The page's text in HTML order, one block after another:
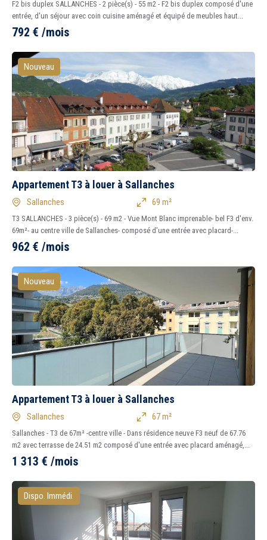
1 2 3 4 5 7
5 km 15 km
Tous Oui
Non
Peu importe
Immédiatement
F2 bis duplex SALLANCHES - 2 pièce(s) - 55 m2 - F2 bis duplex composé d'une
entrée, d'un séjour avec coin cuisine aménagé et équipé de meubles haut...
792 € /mois
Nouveau
Appartement T3 à louer à Sallanches
Sallanches 69 m²
T3 SALLANCHES - 3 pièce(s) - 69 m2 - Vue Mont Blanc imprenable- bel F3 d'env.
69m²- au centre ville de Sallanches- composé d'une entrée avec placard-...
962 € /mois
Nouveau
Appartement T3 à louer à Sallanches
Sallanches 67 m²
Sallanches - T3 de 67m² -centre ville - Dans résidence neuve F3 neuf de 67.76
m2 avec terrasse de 24.51 m2 composé d'une entrée avec placard aménagé,...
1 313 € /mois
Dispo. Immédi.